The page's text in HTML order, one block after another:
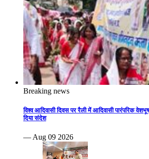
Breaking news
विश्व आदिवासी दिवस पर रैली में आदिवासी पारंपरिक
दिया संदेश
— Aug 09 2026